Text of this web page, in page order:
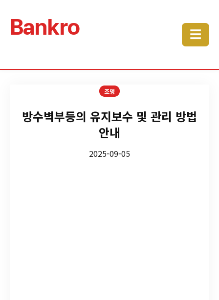
Bankro ☰
조명
방수벽부등의 유지보수 및 관리 방법
안내
2025-09-05